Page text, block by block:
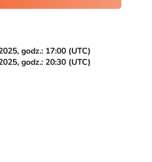
godz.: 17:00 (UTC)
godz.: 20:30 (UTC)